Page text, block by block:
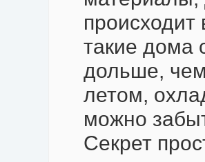
такие дома
дольше,
летом,
можно
Секрет